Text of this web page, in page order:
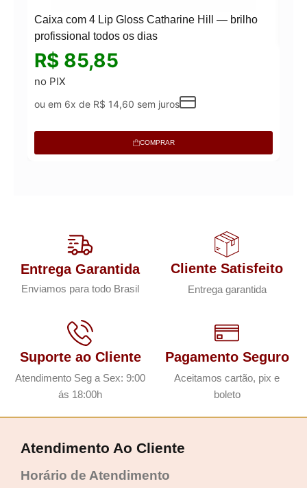
Caixa com 4 Lip Gloss Catharine Hill — brilho
profissional todos os dias
R$ 85,85
no PIX
ou em 6x de R$ 14,60 sem juros
COMPRAR
Entrega Garantida
Enviamos para todo Brasil
Cliente Satisfeito
Entrega garantida
Suporte ao Cliente
Atendimento Seg a Sex: 9:00
ás 18:00h
Pagamento Seguro
Aceitamos cartão, pix e
boleto
Atendimento Ao Cliente
Horário de Atendimento